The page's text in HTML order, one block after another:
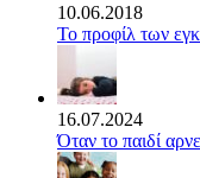
10.06.2018
Το προφίλ των
16.07.2024
Όταν το παιδί